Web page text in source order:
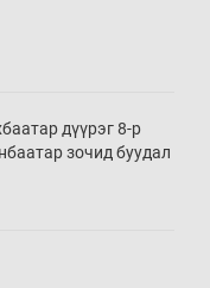
дүүрэг 8-р
зочид буудал